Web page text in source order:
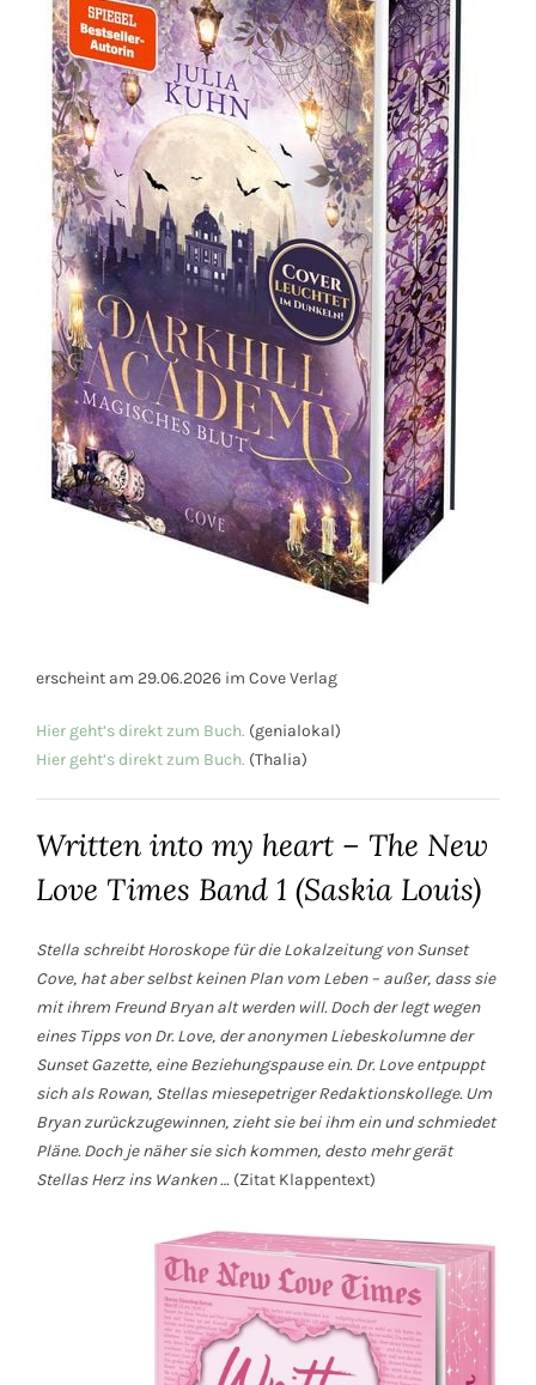
erscheint am 29.06.2026 im Cove Verlag
Hier geht’s direkt zum Buch. (genialokal)
Hier geht’s direkt zum Buch. (Thalia)
Written into my heart – The New
Love Times Band 1 (Saskia Louis)
Stella schreibt Horoskope für die Lokalzeitung von Sunset
Cove, hat aber selbst keinen Plan vom Leben – außer, dass sie
mit ihrem Freund Bryan alt werden will. Doch der legt wegen
eines Tipps von Dr. Love, der anonymen Liebeskolumne der
Sunset Gazette, eine Beziehungspause ein. Dr. Love entpuppt
sich als Rowan, Stellas miesepetriger Redaktionskollege. Um
Bryan zurückzugewinnen, zieht sie bei ihm ein und schmiedet
Pläne. Doch je näher sie sich kommen, desto mehr gerät
Stellas Herz ins Wanken … (Zitat Klappentext)